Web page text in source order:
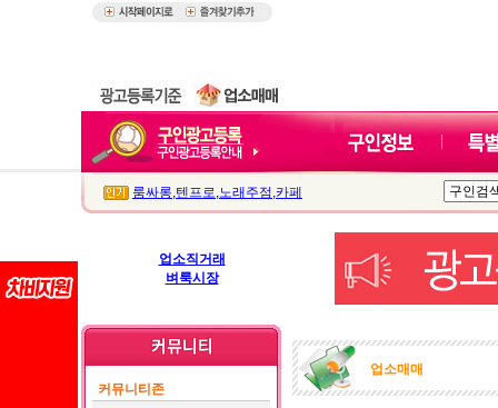
룸싸롱,텐프로,노래주점 ,카페
업소직거래
벼룩시장
커뮤니티존
업소매매